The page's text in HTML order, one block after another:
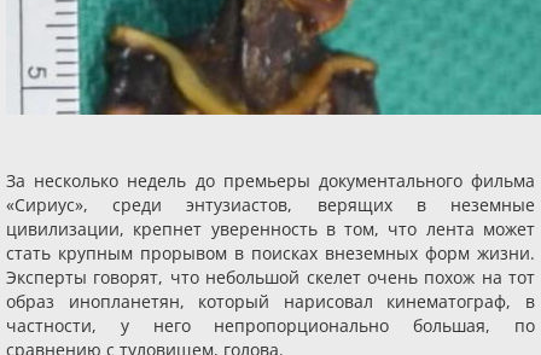
За несколько недель до премьеры документального фильма
«Сириус», среди энтузиастов, верящих в неземные
цивилизации, крепнет уверенность в том, что лента может
стать крупным прорывом в поисках внеземных форм жизни.
Эксперты говорят, что небольшой скелет очень похож на тот
образ инопланетян, который нарисовал кинематограф, в
частности, у него непропорционально большая, по
сравнению с туловищем, голова.